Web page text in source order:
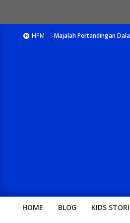
HPM
E-Majalah Pertandingan Dalam
HOME BLOG KIDS